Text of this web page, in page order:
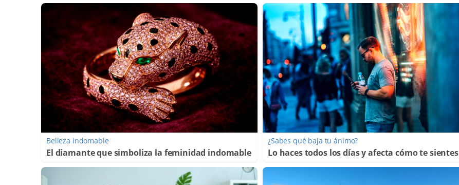
Belleza indomable
El diamante que simboliza la feminidad indomable
¿Sabes qué baja tu ánimo?
Lo haces todos los días y afecta cómo te sientes